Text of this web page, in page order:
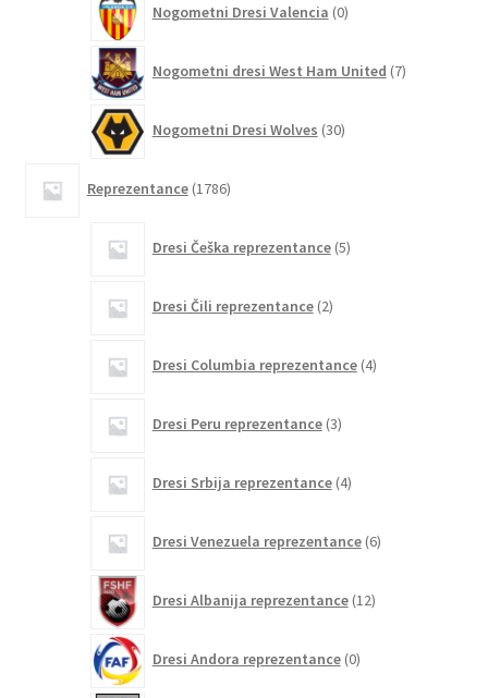
Nogometni Dresi Valencia 0izdelkov
Nogometni dresi West Ham United 7izdelkov
Nogometni Dresi Wolves 30izdelkov
Reprezentance 1786izdelkov
Dresi Češka reprezentance 5izdelkov
Dresi Čili reprezentance 2izdelka
Dresi Columbia reprezentance 4izdelki
Dresi Peru reprezentance 3izdelki
Dresi Srbija reprezentance 4izdelki
Dresi Venezuela reprezentance 6izdelkov
Dresi Albanija reprezentance 12izdelkov
Dresi Andora reprezentance 0izdelkov